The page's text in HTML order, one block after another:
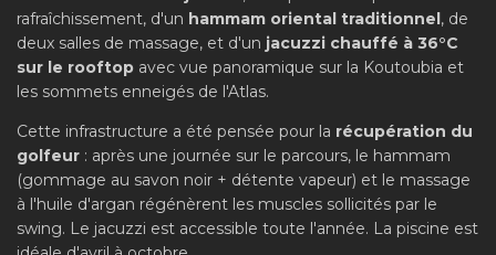
rafraîchissement, d'un hammam oriental traditionnel, de
deux salles de massage, et d'un jacuzzi chauffé à 36°C
sur le rooftop avec vue panoramique sur la Koutoubia et
les sommets enneigés de l'Atlas.
Cette infrastructure a été pensée pour la récupération du
golfeur : après une journée sur le parcours, le hammam
(gommage au savon noir + détente vapeur) et le massage
à l'huile d'argan régénèrent les muscles sollicités par le
swing. Le jacuzzi est accessible toute l'année. La piscine est